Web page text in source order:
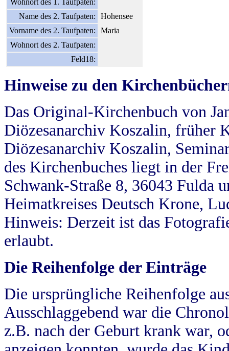
Wohnort des 1. Taufpaten:
Name des 2. Taufpaten:
Hohensee
Vorname des 2. Taufpaten:
Maria
Wohnort des 2. Taufpaten:
Feld18:
Hinweise zu den
Das Original-Kirchenbuch von
Diözesanarchiv Koszalin, früher
Diözesanarchiv Koszalin,
des Kirchenbuches liegt in der
Schwank-Straße 8, 36043 Fulda
Heimatkreises Deutsch Krone,
Hinweis: Derzeit ist das
erlaubt.
Die Reihenfolge der Einträge
Die ursprüngliche Reihenfolge
Ausschlaggebend war die
z.B. nach der Geburt krank war,